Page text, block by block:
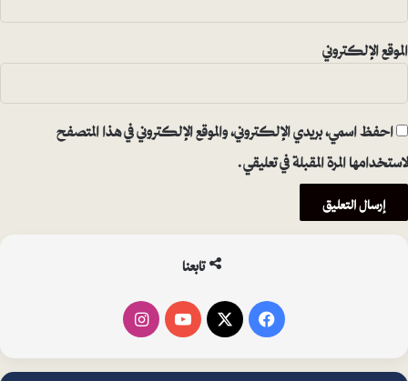
الموقع الإلكتروني
احفظ اسمي، بريدي الإلكتروني، والموقع الإلكتروني في هذا المتصفح
لاستخدامها المرة المقبلة في تعليقي.
تابعنا
فيسبوك ‫X
‫YouTubeانستقرام